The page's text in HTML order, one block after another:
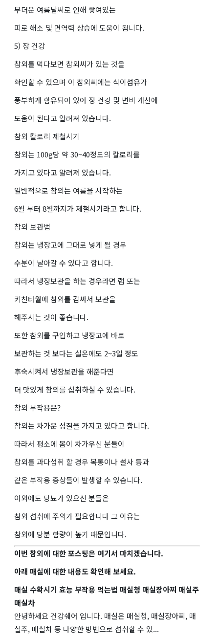
무더운 여름날씨로 인해 쌓여있는
피로 해소 및 면역력 상승에 도움이 됩니다.
5) 장 건강
참외를 먹다보면 참외씨가 있는 것을
확인할 수 있으며 이 참외씨에는 식이섬유가
풍부하게 함유되어 있어 장 건강 및 변비 개선에
도움이 된다고 알려져 있습니다.
참외 칼로리 제철시기
참외는 100g당 약 30~40정도의 칼로리를
가지고 있다고 알려져 있습니다.
일반적으로 참외는 여름을 시작하는
6월 부터 8월까지가 제철시기라고 합니다.
참외 보관법
참외는 냉장고에 그대로 넣게 될 경우
수분이 날아갈 수 있다고 합니다.
따라서 냉장보관을 하는 경우라면 랩 또는
키친타월에 참외를 감싸서 보관을
해주시는 것이 좋습니다.
또한 참외를 구입하고 냉장고에 바로
보관하는 것 보다는 실온에도 2~3일 정도
후숙시켜서 냉장보관을 해준다면
더 맛있게 참외를 섭취하실 수 있습니다.
참외 부작용은?
참외는 차가운 성질을 가지고 있다고 합니다.
따라서 평소에 몸이 차가우신 분들이
참외를 과다섭취 할 경우 복통이나 설사 등과
같은 부작용 증상들이 발생할 수 있습니다.
이외에도 당뇨가 있으신 분들은
참외 섭취에 주의가 필요합니다 그 이유는
참외에 당분 함량이 높기 때문입니다.
이번 참외에 대한 포스팅은 여기서 마치겠습니다.
아래 매실에 대한 내용도 확인해 보세요.
매실 수확시기 효능 부작용 먹는법 매실청 매실장아찌 매실주
매실차
안녕하세요 건강쉐어 입니다. 매실은 매실청, 매실장아찌, 매
실주, 매실차 등 다양한 방법으로 섭취할 수 있...